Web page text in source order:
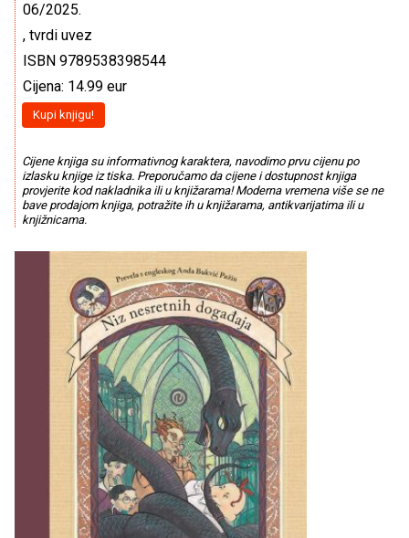
06/2025.
, tvrdi uvez
ISBN 9789538398544
Cijena: 14.99 eur
Kupi knjigu!
Cijene knjiga su informativnog karaktera, navodimo prvu cijenu po
izlasku knjige iz tiska. Preporučamo da cijene i dostupnost knjiga
provjerite kod nakladnika ili u knjižarama! Moderna vremena više se ne
bave prodajom knjiga, potražite ih u knjižarama, antikvarijatima ili u
knjižnicama.